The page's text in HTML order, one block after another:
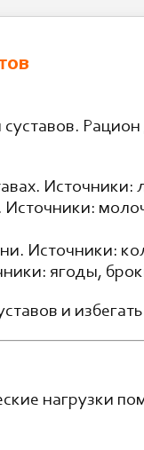
Источники:
Источники:
ягоды,
и
нагрузки